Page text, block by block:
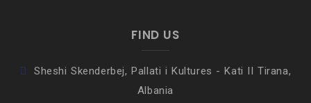
FIND US
Sheshi Skenderbej, Pallati i Kultures - Kati II Tirana,
Albania